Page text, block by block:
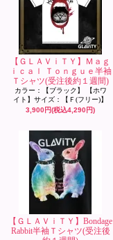
【ＧＬＡＶｉＴＹ】Ｍａｇ
ｉｃａｌ Ｔｏｎｇｕｅ半袖
Ｔシャツ(受注後約１週間)
カラー：【ブラック】 【ホワ
イト】サイズ：【Ｆ(フリー)】
3,900円(税込4,290円)
【ＧＬＡＶｉＴＹ】Bondage
Rabbit半袖Ｔシャツ(受注後